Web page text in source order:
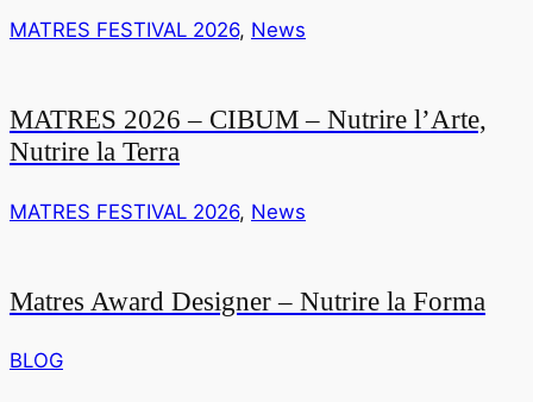
MATRES FESTIVAL 2026, News
MATRES 2026 – CIBUM – Nutrire l’Arte,
Nutrire la Terra
MATRES FESTIVAL 2026, News
Matres Award Designer – Nutrire la Forma
BLOG